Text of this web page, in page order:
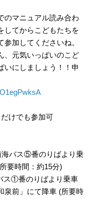
のマニュアル読み合わ
してからこどもたちを
加してくださいね。
、元気いっぱいのこど
いにしましょう！！申
けでも参加可
海バス⑤番のりばより乗
要時間：約15分)
ス①番のりばより乗車
泉前」にて降車 (所要時